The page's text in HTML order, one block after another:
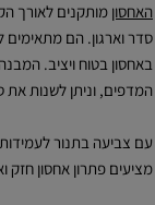
האחסון מותקנים לאורך
סדר וארגון. הם מתאימים
באחסון בטוח ויציב.
המדפים, וניתן לשנות
עם צביעה בתנור לעמידות
מציעים פתרון אחסון חזק